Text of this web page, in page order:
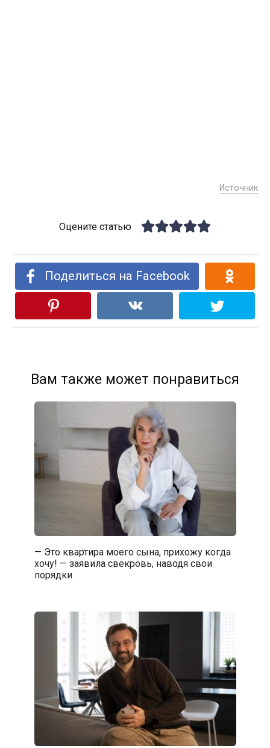
Источник
Оцените статью
Поделиться на Facebook
Вам также может понравиться
— Это квартира моего сына, прихожу когда
хочу! — заявила свекровь, наводя свои
порядки